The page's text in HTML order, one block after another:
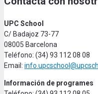
UPC School
C/ Badajoz 73-77
08005 Barcelona
Teléfono: (34) 93 112 08 08
Email:
Información de programes